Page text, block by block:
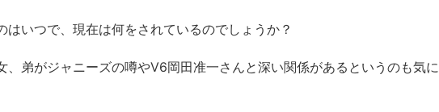
はいつで、現在は何をされているのでしょうか？
、弟がジャニーズの噂やV6岡田准一さんと深い関係があるというのも気に